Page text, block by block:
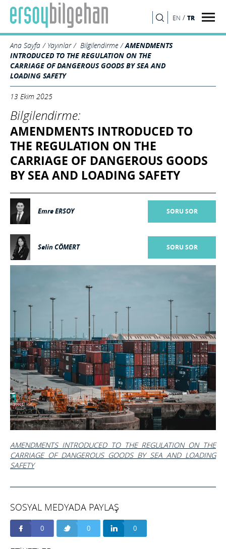
EN / TR
Ana Sayfa Yayınlar Bilgilendirme
AMENDMENTS
INTRODUCED TO THE REGULATION ON THE
CARRIAGE OF DANGEROUS GOODS BY SEA AND
LOADING SAFETY
13 Ekim 2025
Bilgilendirme:
AMENDMENTS INTRODUCED TO
THE REGULATION ON THE
CARRIAGE OF DANGEROUS GOODS
BY SEA AND LOADING SAFETY
Emre ERSOY SORU SOR
Selin CÖMERT SORU SOR
AMENDMENTS INTRODUCED TO THE REGULATION ON THE
CARRIAGE OF DANGEROUS GOODS BY SEA AND LOADING
SAFETY
SOSYAL MEDYADA PAYLAŞ
0 0 0
ARA